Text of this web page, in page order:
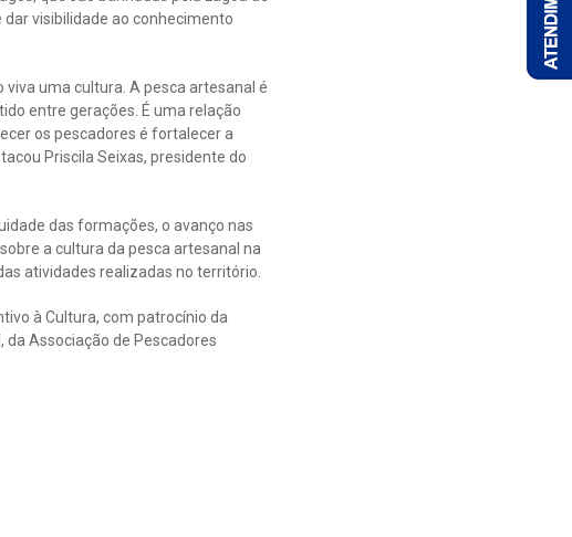
visibilidade ao conhecimento
viva uma cultura. A pesca artesanal é
entre gerações. É uma relação
os pescadores é fortalecer a
Priscila Seixas, presidente do
das formações, o avanço nas
a cultura da pesca artesanal na
atividades realizadas no território.
à Cultura, com patrocínio da
da Associação de Pescadores